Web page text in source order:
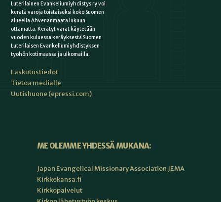
Luterilainen Evankeliumiyhdistys ry voi
kerätä varoja toistaiseksi koko Suomen
alueella Ahvenanmaata lukuun
ottamatta. Kerätyt varat käytetään
vuoden kuluessa keräyksestä Suomen
Luterilaisen Evankeliumiyhdistyksen
työhön kotimaassa ja ulkomailla.
Laskutustiedot
Tietoa medialle
Uutishuone (epressi.com)
ME OLEMME YHDESSÄ MUKANA:
Japan Evangelical Missionary Association JEMA
Kirkkokansa.fi
Kirkkopalvelut